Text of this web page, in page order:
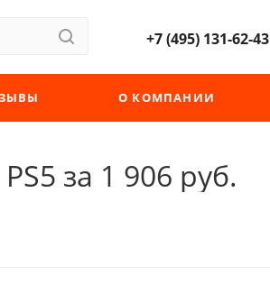
+7 (495) 131-62-43
О КОМПАНИИ
за 1 906 руб.